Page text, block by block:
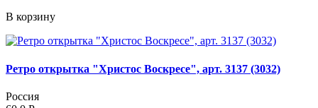
В корзину
Ретро открытка "Христос Воскресе", арт. 3137 (3032)
Россия